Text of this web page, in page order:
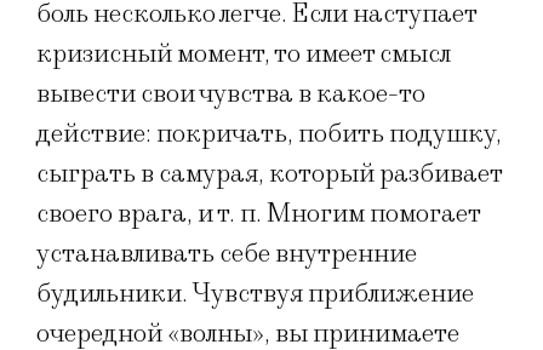
боль несколько легче. Если наступает
кризисный момент, то имеет смысл
вывести свои чувства в какое-то
действие: покричать, побить подушку,
сыграть в самурая, который разбивает
своего врага, и т. п. Многим помогает
устанавливать себе внутренние
будильники. Чувствуя приближение
очередной «волны», вы принимаете